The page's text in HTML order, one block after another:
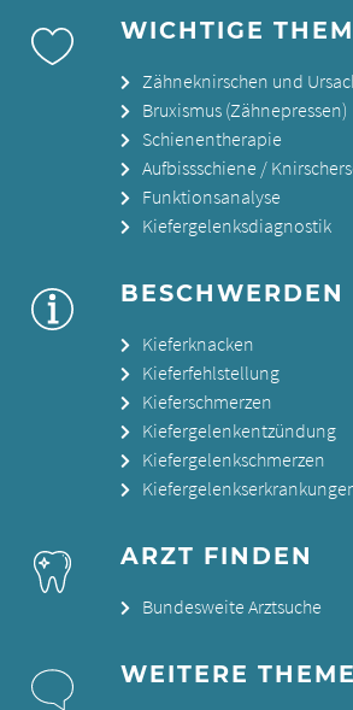
WICHTIGE
Zähneknirschen und
Bruxismus (Zähnepressen)
Schienentherapie
Aufbissschiene /
Funktionsanalyse
Kiefergelenksdiagnostik
BESCHWERDEN
Kieferknacken
Kieferfehlstellung
Kieferschmerzen
Kiefergelenkentzündung
Kiefergelenkschmerzen
ARZT FINDEN
Bundesweite Arztsuche
WEITERE